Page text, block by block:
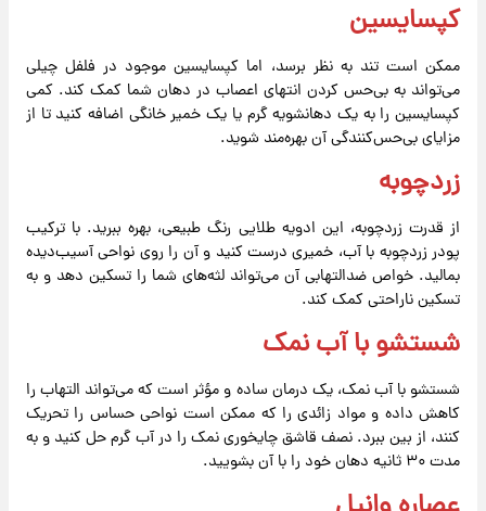
کپسایسین
ممکن است تند به نظر برسد، اما کپسایسین موجود در فلفل چیلی
می‌تواند به بی‌حس کردن انتهای اعصاب در دهان شما کمک کند. کمی
کپسایسین را به یک دهانشویه گرم یا یک خمیر خانگی اضافه کنید تا از
مزایای بی‌حس‌کنندگی آن بهره‌مند شوید.
زردچوبه
از قدرت زردچوبه، این ادویه طلایی رنگ طبیعی، بهره ببرید. با ترکیب
پودر زردچوبه با آب، خمیری درست کنید و آن را روی نواحی آسیب‌دیده
بمالید. خواص ضدالتهابی آن می‌تواند لثه‌های شما را تسکین دهد و به
تسکین ناراحتی کمک کند.
شستشو با آب نمک
شستشو با آب نمک، یک درمان ساده و مؤثر است که می‌تواند التهاب را
کاهش داده و مواد زائدی را که ممکن است نواحی حساس را تحریک
کنند، از بین ببرد. نصف قاشق چایخوری نمک را در آب گرم حل کنید و به
مدت ۳۰ ثانیه دهان خود را با آن بشویید.